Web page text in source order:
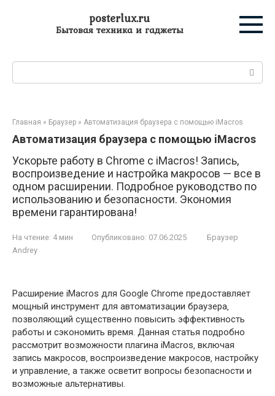
posterlux.ru
Бытовая техника и гаджеты
Главная » Браузер » Автоматизация браузера с помощью iMacros
Автоматизация браузера с помощью iMacros
Ускорьте работу в Chrome с iMacros! Запись,
воспроизведение и настройка макросов — все в
одном расширении. Подробное руководство по
использованию и безопасности. Экономия
времени гарантирована!
На чтение: 4 мин Опубликовано: 07.06.2025
Браузер
Andrey
Расширение iMacros для Google Chrome предоставляет
мощный инструмент для автоматизации браузера‚
позволяющий существенно повысить эффективность
работы и сэкономить время. Данная статья подробно
рассмотрит возможности плагина iMacros‚ включая
запись макросов‚ воспроизведение макросов‚ настройку
и управление‚ а также осветит вопросы безопасности и
возможные альтернативы.